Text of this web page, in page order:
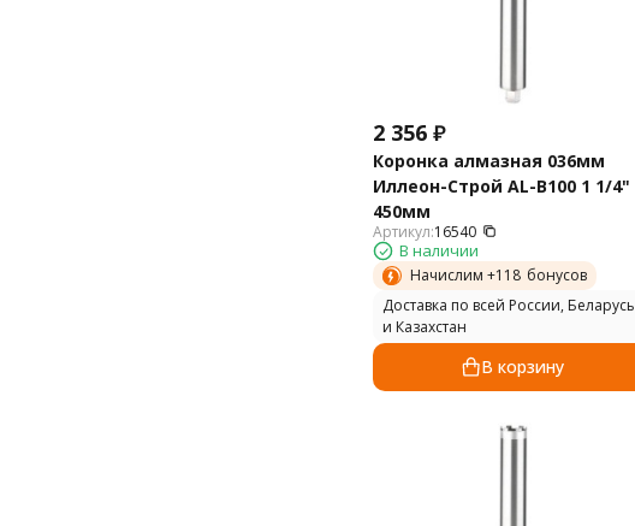
2 356 ₽
Коронка алмазная 036мм
Иллеон-Строй AL-B100 1 1/4"
450мм
Артикул:16540
В наличии
Начислим +118 бонусов
Доставка по всей России, Беларусь
и Казахстан
В корзину